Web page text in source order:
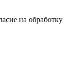
на обработку